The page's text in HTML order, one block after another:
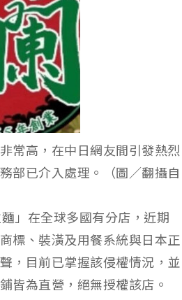
常高，在中日網友間引發熱烈
部已介入處理。（圖／翻攝自
」在全球多國有分店，近期
標、裝潢及用餐系統與日本正
，目前已掌握該侵權情況，並
皆為直營，絕無授權該店。